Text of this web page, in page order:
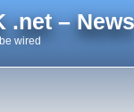
.net – News
wired